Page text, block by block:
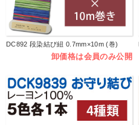
DC892 段染結び紐 0.7mm×10m (巻)
卸価格は会員のみ公開